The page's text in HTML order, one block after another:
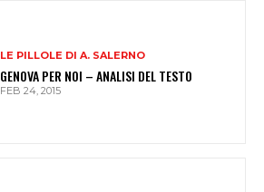
LE PILLOLE DI A. SALERNO
GENOVA PER NOI – ANALISI DEL TESTO
FEB 24, 2015